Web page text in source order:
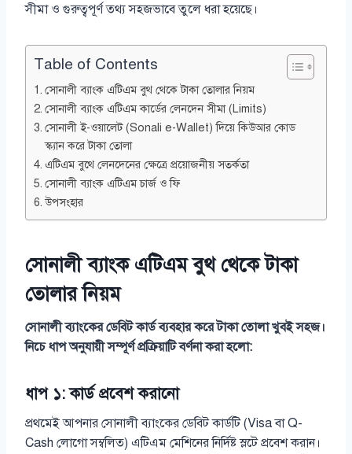
সীমা ও গুরুত্বপূর্ণ তথ্য সহজভাবে তুলে ধরা হয়েছে।
Table of Contents
সোনালী ব্যাংক এটিএম বুথ থেকে টাকা তোলার নিয়ম
সোনালী ব্যাংক এটিএম কার্ডের লেনদেন সীমা (Limits)
সোনালী ই-ওয়ালেট (Sonali e-Wallet) দিয়ে কিউআর কোড
স্ক্যান করে টাকা তোলা
এটিএম বুথে লেনদেনের ক্ষেত্রে প্রয়োজনীয় সতর্কতা
সোনালী ব্যাংক এটিএম চার্জ ও ফি
উপসংহার
সোনালী ব্যাংক এটিএম বুথ থেকে টাকা
তোলার নিয়ম
সোনালী ব্যাংকের ডেবিট কার্ড ব্যবহার করে টাকা তোলা খুবই সহজ।
নিচে ধাপ অনুযায়ী সম্পূর্ণ প্রক্রিয়াটি বর্ণনা করা হলো:
ধাপ ১: কার্ড প্রবেশ করানো
প্রথমেই আপনার সোনালী ব্যাংকের ডেবিট কার্ডটি (Visa বা Q-
Cash লোগো সম্বলিত) এটিএম মেশিনের নির্দিষ্ট স্লটে প্রবেশ করান।